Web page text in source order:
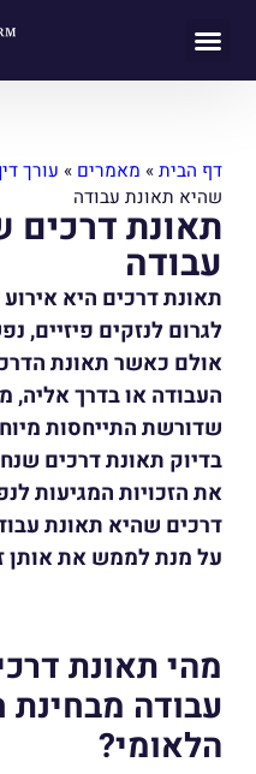
דף הבית» מאמרים » עורך
שהיא תאונת עבודה
תאונת דרכים
עבודה
תאונת דרכים היא
לגרום לנזקים פיזיים,
אולם כאשר תאונת
העבודה או בדרך אליה,
שדורשת התייחסות
בדיוק תאונת דרכים
את הזכויות המגיעות
דרכים שהיא תאונת
על מנת לממש את אותן
מהי תאונת
עבודה מבחינת
הלאומי?